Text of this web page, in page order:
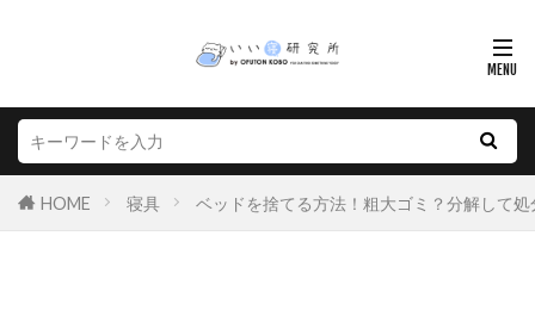
HOME 寝具 ベッドを捨てる方法！粗大ゴミ？分解して